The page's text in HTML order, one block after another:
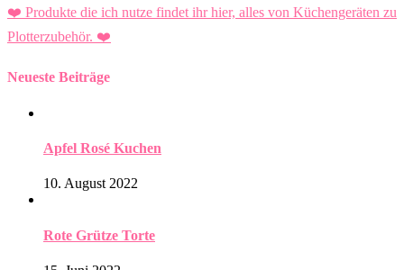
❤️ Produkte die ich nutze findet ihr hier, alles von Küchengeräten zu
Plotterzubehör. ❤️
Neueste Beiträge
Apfel Rosé Kuchen
10. August 2022
Rote Grütze Torte